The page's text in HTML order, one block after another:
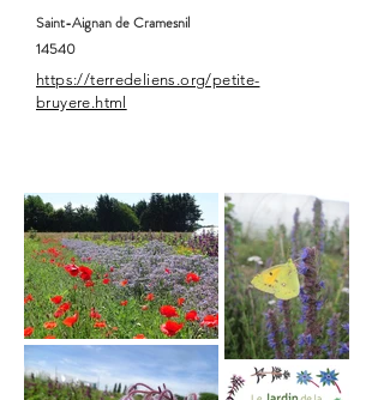
Saint-Aignan de Cramesnil
14540
https://terredeliens.org/petite-
bruyere.html